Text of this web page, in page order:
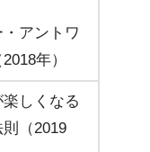
・アントワ
年）
楽しくなる
（2019